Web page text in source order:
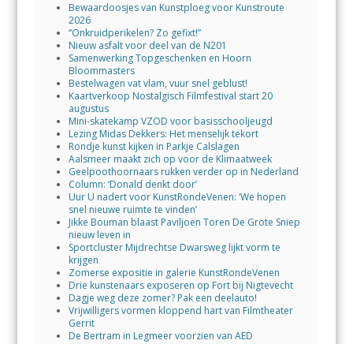
Bewaardoosjes van Kunstploeg voor Kunstroute
2026
“Onkruidperikelen? Zo gefixt!”
Nieuw asfalt voor deel van de N201
Samenwerking Topgeschenken en Hoorn
Bloommasters
Bestelwagen vat vlam, vuur snel geblust!
Kaartverkoop Nostalgisch Filmfestival start 20
augustus
Mini-skatekamp VZOD voor basisschooljeugd
Lezing Midas Dekkers: Het menselijk tekort
Rondje kunst kijken in Parkje Calslagen
Aalsmeer maakt zich op voor de Klimaatweek
Geelpoothoornaars rukken verder op in Nederland
Column: ‘Donald denkt door’
Uur U nadert voor KunstRondeVenen: ‘We hopen
snel nieuwe ruimte te vinden’
Jikke Bouman blaast Paviljoen Toren De Grote Sniep
nieuw leven in
Sportcluster Mijdrechtse Dwarsweg lijkt vorm te
krijgen
Zomerse expositie in galerie KunstRondeVenen
Drie kunstenaars exposeren op Fort bij Nigtevecht
Dagje weg deze zomer? Pak een deelauto!
Vrijwilligers vormen kloppend hart van Filmtheater
Gerrit
De Bertram in Legmeer voorzien van AED